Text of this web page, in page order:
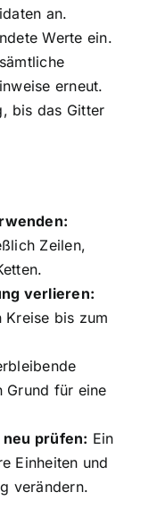
an.
Werte ein.
erneut.
bis das Gitter
Zeilen,
verlieren:
Kreise bis zum
Grund für eine
neu prüfen: Ein
Einheiten und
verändern.